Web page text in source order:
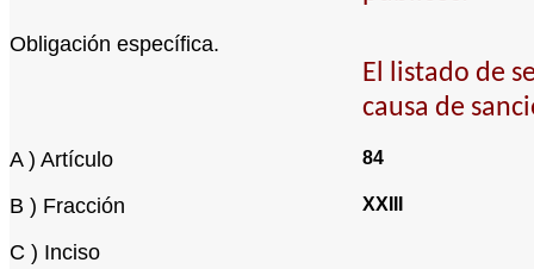
Obligación específica.
El listado de
causa de
A ) Artículo 84
B ) Fracción XXIII
C ) Inciso